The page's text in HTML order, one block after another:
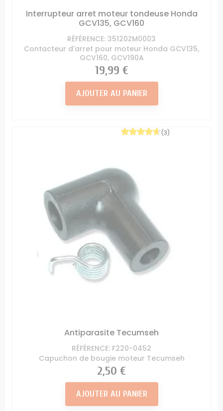
Interrupteur arret moteur tondeuse Honda
GCV135, GCV160
RÉFÉRENCE: 35120ZM0003
Contacteur d'arret pour moteur Honda GCV135,
GCV160, GCV190A
Prix
19,99 €
AJOUTER AU PANIER
Antiparasite Tecumseh
RÉFÉRENCE: F220-0452
Capuchon de bougie moteur Tecumseh
(3)
Prix
2,50 €
AJOUTER AU PANIER